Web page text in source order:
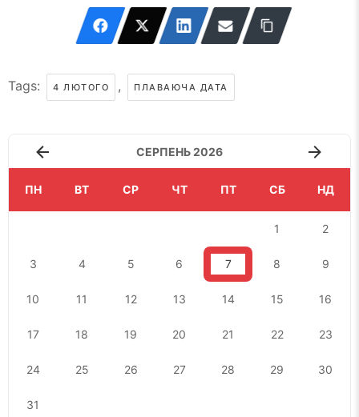
Tags: 4 ЛЮТОГО , ПЛАВАЮЧА ДАТА
СЕРПЕНЬ 2026
ПН ВТ СР ЧТ ПТ СБ НД
1 2
3 4 5 6 7 8 9
10 11 12 13 14 15 16
17 18 19 20 21 22 23
24 25 26 27 28 29 30
31